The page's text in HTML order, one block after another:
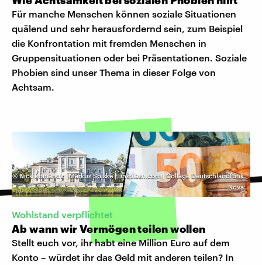
Für manche Menschen können soziale Situationen
quälend und sehr herausfordernd sein, zum Beispiel
die Konfrontation mit fremden Menschen in
Gruppensituationen oder bei Präsentationen. Soziale
Phobien sind unser Thema in dieser Folge von
Achtsam.
©Nick Romanov | Markus Spiske | unsplash.com | Collage Deutschlandfunk
Nova
Wohlstand verpflichtet
Ab wann wir Vermögen teilen wollen
Stellt euch vor, ihr habt eine Million Euro auf dem
Konto – würdet ihr das Geld mit anderen teilen? In